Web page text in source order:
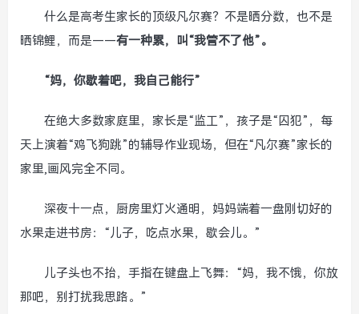
什么是高考生家长的顶级凡尔赛？不是晒分数，也不是
晒锦鲤，而是——有一种累，叫“我管不了他”。
“妈，你歇着吧，我自己能行”
在绝大多数家庭里，家长是“监工”，孩子是“囚犯”，每
天上演着“鸡飞狗跳”的辅导作业现场，但在“凡尔赛”家长的
家里,画风完全不同。
深夜十一点，厨房里灯火通明，妈妈端着一盘刚切好的
水果走进书房：“儿子，吃点水果，歇会儿。”
儿子头也不抬，手指在键盘上飞舞：“妈，我不饿，你放
那吧，别打扰我思路。”